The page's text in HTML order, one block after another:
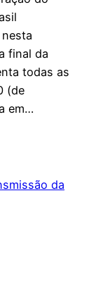
final da
todas as
(de
em…